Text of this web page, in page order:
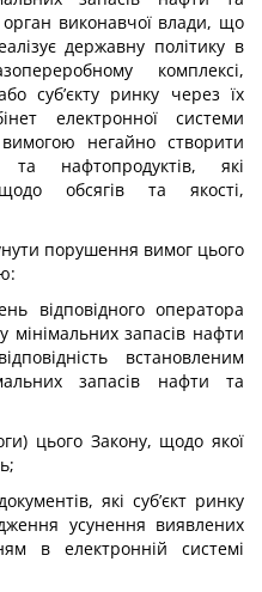
виконавчої влади, що
державну політику в
комплексі,
суб’єкту ринку через їх
електронної системи
негайно створити
нафтопродуктів, які
обсягів та якості,
порушення вимог цього
відповідного оператора
мінімальних запасів нафти
встановленим
запасів нафти та
цього Закону, щодо якої
які суб’єкт ринку
усунення виявлених
в електронній системі